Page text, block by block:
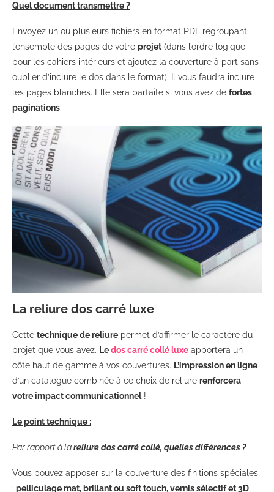
Quel document transmettre ?
Envoyez un ou plusieurs fichiers en format PDF regroupant
l’ensemble des pages de votre projet (dans l’ordre logique
pour les cahiers intérieurs et ajoutez la couverture à part sans
oublier d’inclure le dos dans le format). Il vous faudra inclure
les pages blanches. Elle sera parfaite si vous avez de fortes
paginations.
La reliure dos carré luxe
Cette technique de reliure permet d’affirmer le caractère du
projet que vous avez. Ledos carré collé luxe apportera un
côté haut de gamme à vos couvertures. L’impression en ligne
d’un catalogue combinée à ce choix de reliure renforcera
votre impact communicationnel!
Le point technique :
Par rapport à lareliure dos carré collé, quelles différences ?
Vous pouvez apposer sur la couverture des finitions spéciales
: pelliculage mat, brillant ou soft touch, vernis sélectif et 3D